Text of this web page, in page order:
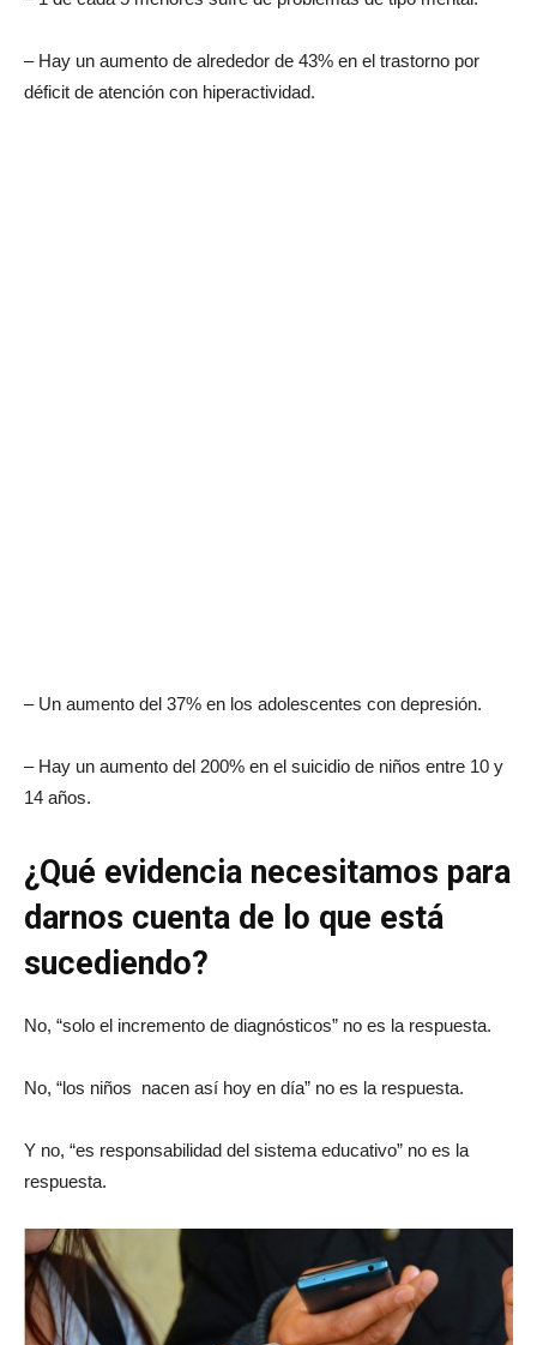
– Hay un aumento de alrededor de 43% en el trastorno por
déficit de atención con hiperactividad.
– Un aumento del 37% en los adolescentes con depresión.
– Hay un aumento del 200% en el suicidio de niños entre 10 y
14 años.
¿Qué evidencia necesitamos para
darnos cuenta de lo que está
sucediendo?
No, “solo el incremento de diagnósticos” no es la respuesta.
No, “los niños nacen así hoy en día” no es la respuesta.
Y no, “es responsabilidad del sistema educativo” no es la
respuesta.